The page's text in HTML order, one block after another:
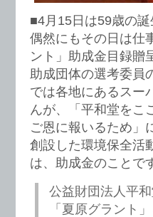
■4月15日は59歳の
偶然にもその日は仕
ント」助成金目録贈
助成団体の選考委員
では各地にあるスー
んが、「平和堂をこ
ご恩に報いるため」
創設した環境保全活
は、助成金のことで
公益財団法人平
「夏原グラント